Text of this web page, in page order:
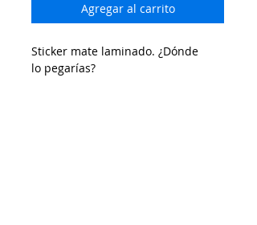
Agregar al carrito
Sticker mate laminado. ¿Dónde
lo pegarías?